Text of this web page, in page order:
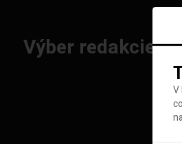
Výber redakcie:
V